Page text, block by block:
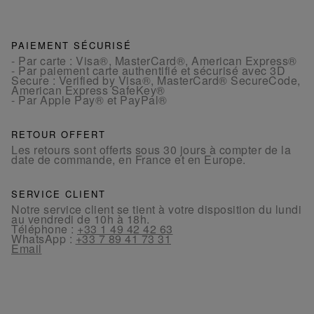
PAIEMENT SÉCURISÉ
- Par carte : Visa®, MasterCard®, American Express®
- Par paiement carte authentifié et sécurisé avec 3D
Secure : Verified by Visa®, MasterCard® SecureCode,
American Express SafeKey®
- Par Apple Pay® et PayPal®
RETOUR OFFERT
Les retours sont offerts sous 30 jours à compter de la
date de commande, en France et en Europe.
SERVICE CLIENT
Notre service client se tient à votre disposition du lundi
au vendredi de 10h à 18h.
Téléphone : +33 1 49 42 42 63
WhatsApp : +33 7 89 41 73 31
Email